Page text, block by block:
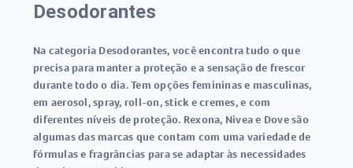
Desodorantes
Na categoria Desodorantes, você encontra tudo o que
precisa para manter a proteção e a sensação de frescor
durante todo o dia. Tem opções femininas e masculinas,
em aerosol, spray, roll-on, stick e cremes, e com
diferentes níveis de proteção. Rexona, Nivea e Dove são
algumas das marcas que contam com uma variedade de
fórmulas e fragrâncias para se adaptar às necessidades